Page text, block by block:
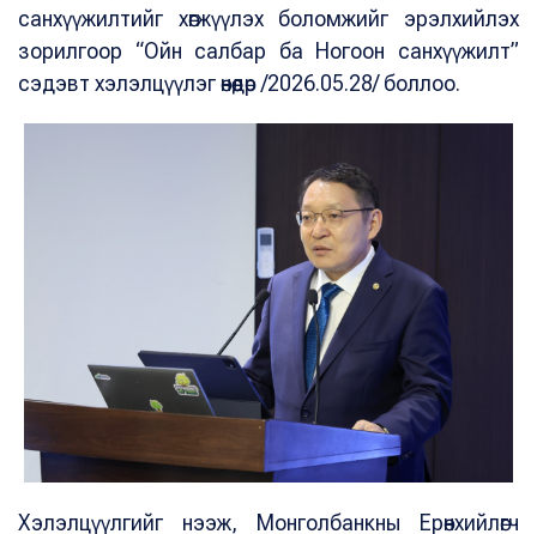
санхүүжилтийг хөгжүүлэх боломжийг эрэлхийлэх
зорилгоор “Ойн салбар ба Ногоон санхүүжилт”
сэдэвт хэлэлцүүлэг өнөөдөр /2026.05.28/ боллоо.
Хэлэлцүүлгийг нээж, Монголбанкны Ерөнхийлөгч